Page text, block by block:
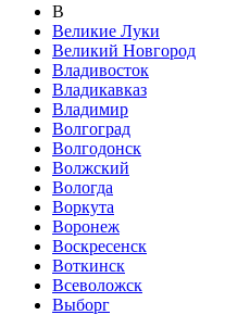
В
Великие Луки
Великий Новгород
Владивосток
Владикавказ
Владимир
Волгоград
Волгодонск
Волжский
Вологда
Воркута
Воронеж
Воскресенск
Воткинск
Всеволожск
Выборг